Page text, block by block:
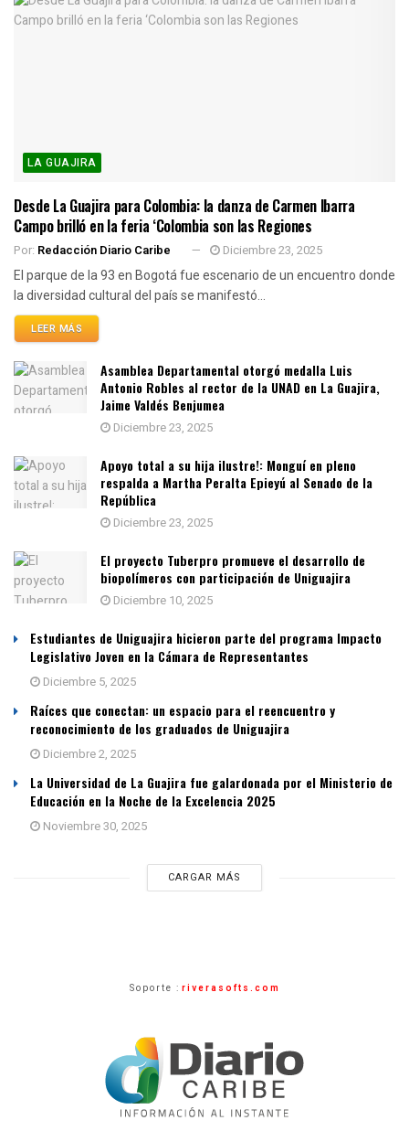
LA GUAJIRA
Desde La Guajira para Colombia: la danza de Carmen Ibarra
Campo brilló en la feria ‘Colombia son las Regiones
Por: Redacción Diario Caribe Diciembre 23, 2025
El parque de la 93 en Bogotá fue escenario de un encuentro donde
la diversidad cultural del país se manifestó...
LEER MÁS
Asamblea Departamental otorgó medalla Luis
Antonio Robles al rector de la UNAD en La Guajira,
Jaime Valdés Benjumea
Diciembre 23, 2025
Apoyo total a su hija ilustre!: Monguí en pleno
respalda a Martha Peralta Epieyú al Senado de la
República
Diciembre 23, 2025
El proyecto Tuberpro promueve el desarrollo de
biopolímeros con participación de Uniguajira
Diciembre 10, 2025
Estudiantes de Uniguajira hicieron parte del programa Impacto
Legislativo Joven en la Cámara de Representantes
Diciembre 5, 2025
Raíces que conectan: un espacio para el reencuentro y
reconocimiento de los graduados de Uniguajira
Diciembre 2, 2025
La Universidad de La Guajira fue galardonada por el Ministerio de
Educación en la Noche de la Excelencia 2025
Noviembre 30, 2025
CARGAR MÁS
Soporte : riverasofts.com